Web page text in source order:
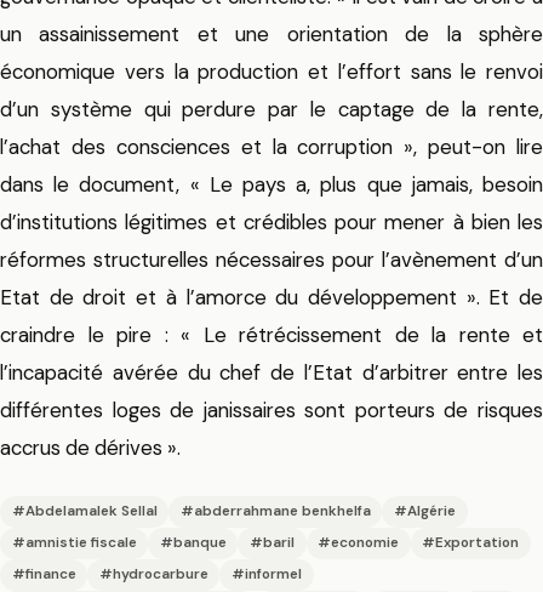
un assainissement et une orientation de la sphère
économique vers la production et l’effort sans le renvoi
d’un système qui perdure par le captage de la rente,
l’achat des consciences et la corruption », peut-on lire
dans le document, « Le pays a, plus que jamais, besoin
d’institutions légitimes et crédibles pour mener à bien les
réformes structurelles nécessaires pour l’avènement d’un
Etat de droit et à l’amorce du développement ». Et de
craindre le pire : « Le rétrécissement de la rente et
l’incapacité avérée du chef de l’Etat d’arbitrer entre les
différentes loges de janissaires sont porteurs de risques
accrus de dérives ».
#Abdelamalek Sellal #abderrahmane benkhelfa
#Algérie
#amnistie fiscale
#banque #baril #economie
#Exportation
#finance
#hydrocarbure #informel